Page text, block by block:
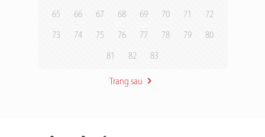
65 66 67 68 69 70 71 72
73 74 75 76 77 78 79 80
81 82 83
Trang sau